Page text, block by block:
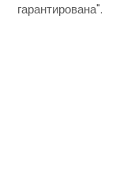
гарантирована".